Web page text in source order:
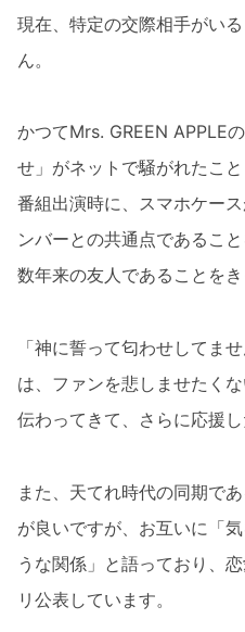
現在、特定の交際相手がい
ん。
かつてMrs. GREEN APPLE
せ」がネットで騒がれたこ
番組出演時に、スマホケー
ンバーとの共通点であるこ
数年来の友人であることをき
「神に誓って匂わせしてま
は、ファンを悲しませたく
伝わってきて、さらに応援
また、天てれ時代の同期で
が良いですが、お互いに「
うな関係」と語っており、
リ公表しています。